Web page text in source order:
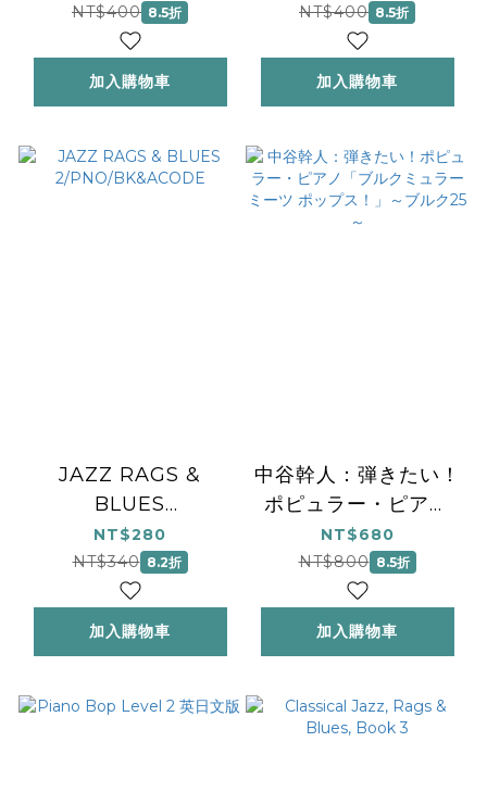
NT$400 8.5折
加入購物車
NT$400 8.5折
加入購物車
JAZZ RAGS &
BLUES
2/PNO/BK&ACODE
NT$280
NT$340 8.2折
加入購物車
中谷幹人：弾きたい！
ポピュラー・ピアノ
「ブルクミュラー ミ
ーツ ポップス！」～
ブルク25～
NT$680
NT$800 8.5折
加入購物車